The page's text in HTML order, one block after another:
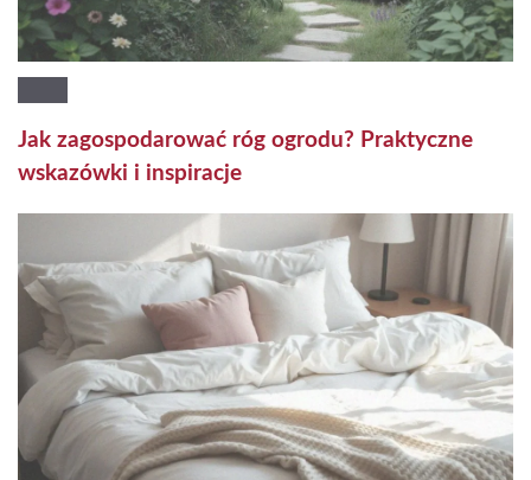
Jak zagospodarować róg ogrodu? Praktyczne
wskazówki i inspiracje